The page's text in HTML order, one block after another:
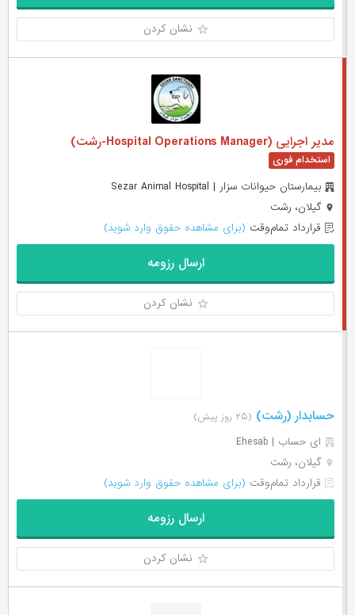
نشان کردن
مدیر اجرایی (Hospital Operations Manager-رشت)
بیمارستان حیوانات سزار | Sezar Animal Hospital
گیلان، رشت
قرارداد تمام‌وقت (برای مشاهده حقوق وارد شوید)
ارسال رزومه
نشان کردن
حسابدار (رشت) (۲۵ روز پیش)
ای حساب | Ehesab
گیلان، رشت
قرارداد تمام‌وقت (برای مشاهده حقوق وارد شوید)
ارسال رزومه
نشان کردن